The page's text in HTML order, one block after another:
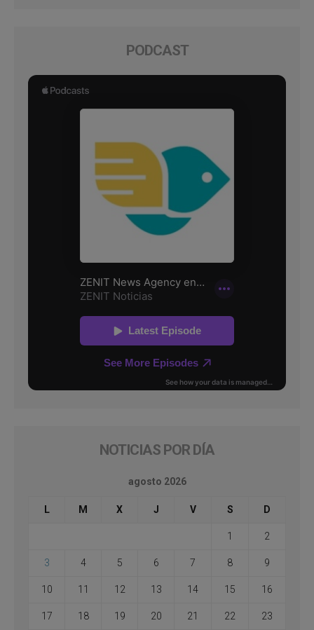
PODCAST
NOTICIAS POR DÍA
agosto 2026
L M X J V S D
1 2
3 4 5 6 7 8 9
10 11 12 13 14 15 16
17 18 19 20 21 22 23